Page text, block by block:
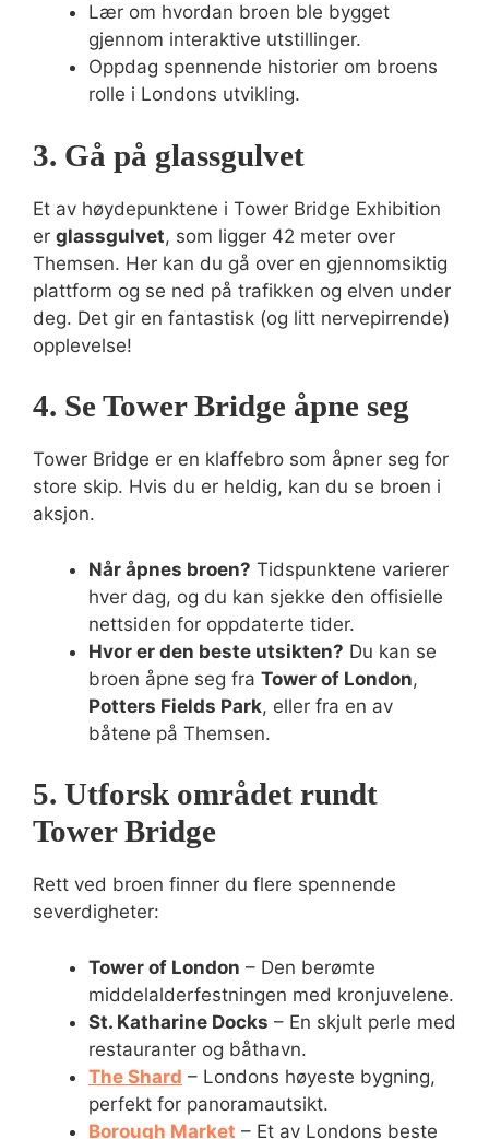
Lær om hvordan broen ble bygget
gjennom interaktive utstillinger.
Oppdag spennende historier om broens
rolle i Londons utvikling.
3. Gå på glassgulvet
Et av høydepunktene i Tower Bridge Exhibition
er glassgulvet, som ligger 42 meter over
Themsen. Her kan du gå over en gjennomsiktig
plattform og se ned på trafikken og elven under
deg. Det gir en fantastisk (og litt nervepirrende)
opplevelse!
4. Se Tower Bridge åpne seg
Tower Bridge er en klaffebro som åpner seg for
store skip. Hvis du er heldig, kan du se broen i
aksjon.
Når åpnes broen? Tidspunktene varierer
hver dag, og du kan sjekke den offisielle
nettsiden for oppdaterte tider.
Hvor er den beste utsikten? Du kan se
broen åpne seg fra Tower of London,
Potters Fields Park, eller fra en av
båtene på Themsen.
5. Utforsk området rundt
Tower Bridge
Rett ved broen finner du flere spennende
severdigheter:
Tower of London – Den berømte
middelalderfestningen med kronjuvelene.
St. Katharine Docks – En skjult perle med
restauranter og båthavn.
The Shard – Londons høyeste bygning,
perfekt for panoramautsikt.
Borough Market – Et av Londons beste